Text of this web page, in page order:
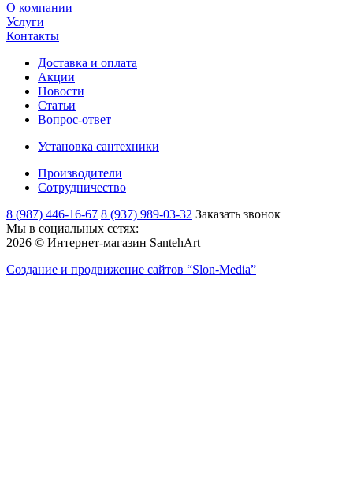
О компании
Услуги
Контакты
Доставка и оплата
Акции
Новости
Статьи
Вопрос-ответ
Установка сантехники
Производители
Сотрудничество
8 (987) 446-16-67 8 (937) 989-03-32 Заказать звонок
Мы в социальных сетях:
2026 © Интернет-магазин SantehArt
Создание и продвижение сайтов “Slon-Media”